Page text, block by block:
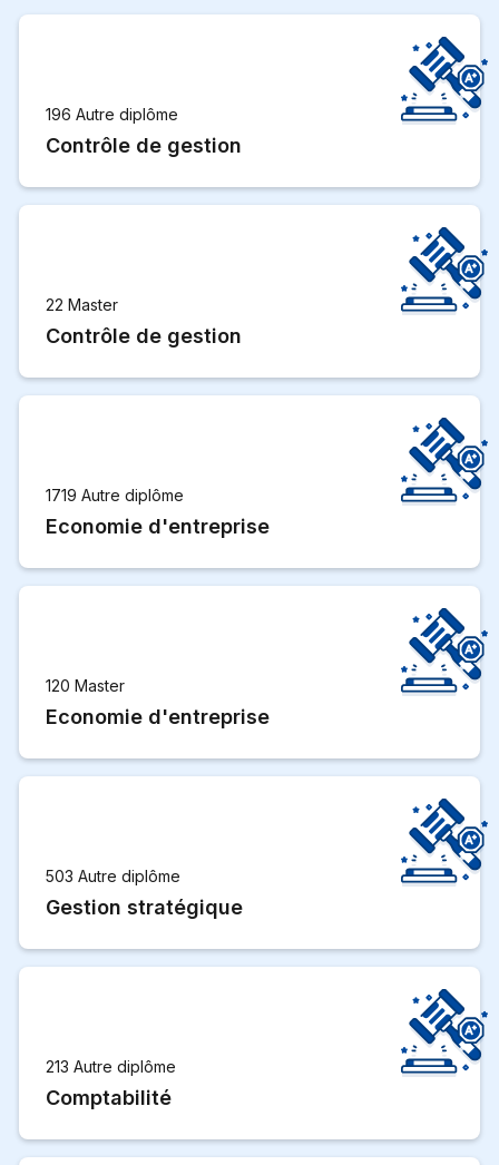
196 Autre diplôme
Contrôle de gestion
22 Master
Contrôle de gestion
1719 Autre diplôme
Economie d'entreprise
120 Master
Economie d'entreprise
503 Autre diplôme
Gestion stratégique
213 Autre diplôme
Comptabilité